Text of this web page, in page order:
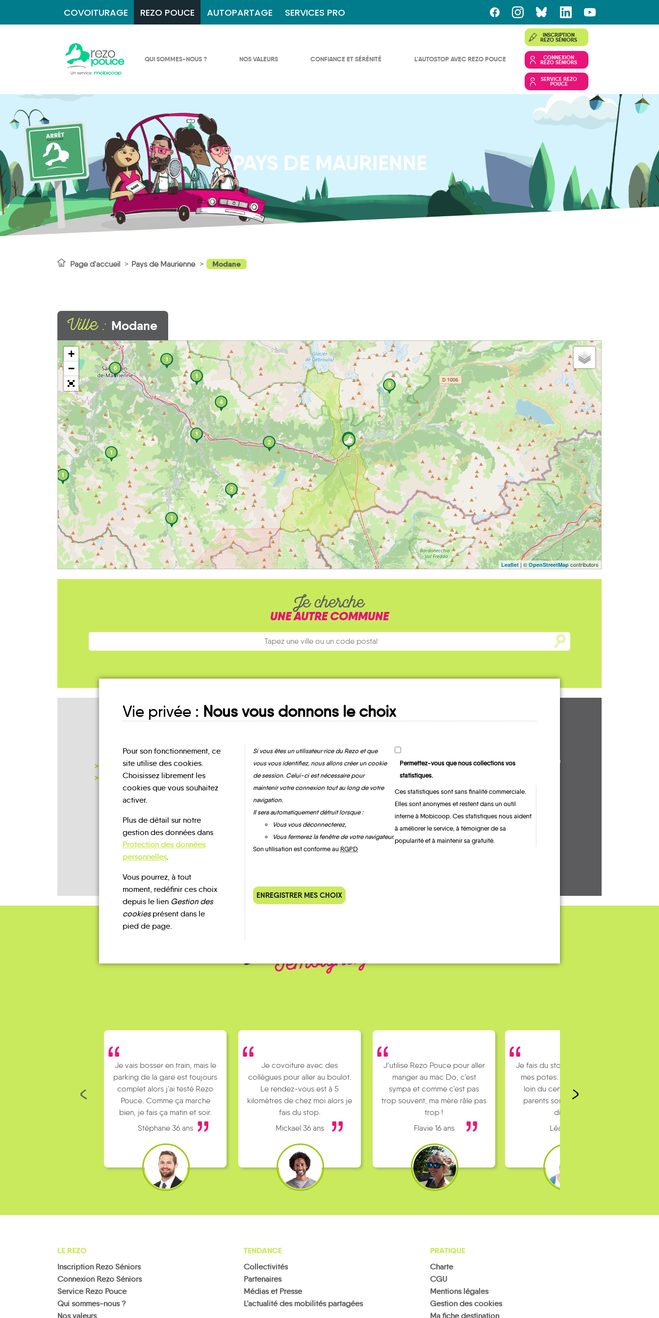
COVOITURAGE REZO POUCE AUTOPARTAGE SERVICES PRO
QUI SOMMES-NOUS ? NOS VALEURS CONFIANCE ET SÉRÉNITÉ L'AUTOSTOP AVEC REZO POUCE
INSCRIPTION
REZO SÉNIORS
CONNEXION
REZO SÉNIORS
SERVICE REZO
POUCE
PAYS DE MAURIENNE
Page d'accueil Pays de Maurienne Modane
Ville : Modane
1
5
2
1
6
1
1
1
4
1
2
+
−
Leaflet| ©OpenStreetMap contributors
Je cherche
UNE AUTRE COMMUNE
Mes lieux
MAISON CANTONALE
NOTRE PAGE D'INSCRIPTION
Ma fiche
UN AVIS, UN
À PARTAGER ?
CONTACTEZ-NOUS !
Témoignages
Je vais bosser en train, mais le
parking de la gare est toujours
complet alors j’ai testé Rezo
Pouce. Comme ça marche
bien, je fais ça matin et soir.
Stéphane 36 ans
Je covoiture avec des
collègues pour aller au boulot.
Le rendez-vous est à 5
kilomètres de chez moi alors je
fais du stop.
Mickael 36 ans
J’utilise Rezo Pouce pour aller
manger au mac Do, c’est
sympa et comme c’est pas
trop souvent, ma mère râle pas
trop !
Flavie 16 ans
Je fais du stop pour rejoindre
mes potes. J’habite un peu
loin du centre ville et mes
parents sont pas toujours
dispo…
Léa 16 ans
LE REZO
Inscription Rezo Séniors
Connexion Rezo Séniors
Service Rezo Pouce
Qui sommes-nous ?
Nos valeurs
TENDANCE
Collectivités
Partenaires
Médias et Presse
L’actualité des mobilités partagées
PRATIQUE
Charte
CGU
Mentions légales
Gestion des cookies
Vie privée : Nous vous donnons le choix
Pour son fonctionnement, ce
site utilise des cookies.
Choisissez librement les
cookies que vous souhaitez
activer.
Plus de détail sur notre
gestion des données dans
Protection des données
personnelles.
Vous pourrez, à tout
moment, redéfinir ces choix
depuis le lien Gestion des
cookiesprésent dans le
pied de page.
Si vous êtes un utilisateur·rice du Rezo et que
vous vous identifiez, nous allons créer un cookie
de session. Celui-ci est nécessaire pour
maintenir votre connexion tout au long de votre
navigation.
Il sera automatiquement détruit lorsque :
Vous vous déconnecterez,
Vous fermerez la fenêtre de votre navigateur.
Son utilisation est conforme au RGPD
Permettez-vous que nous collections vos
statistiques.
Ces statistiques sont sans finalité commerciale.
Elles sont anonymes et restent dans un outil
interne à Mobicoop. Ces statistiques nous aident
à améliorer le service, à témoigner de sa
popularité et à maintenir sa gratuité.
ENREGISTRER MES CHOIX
Ma fiche destination